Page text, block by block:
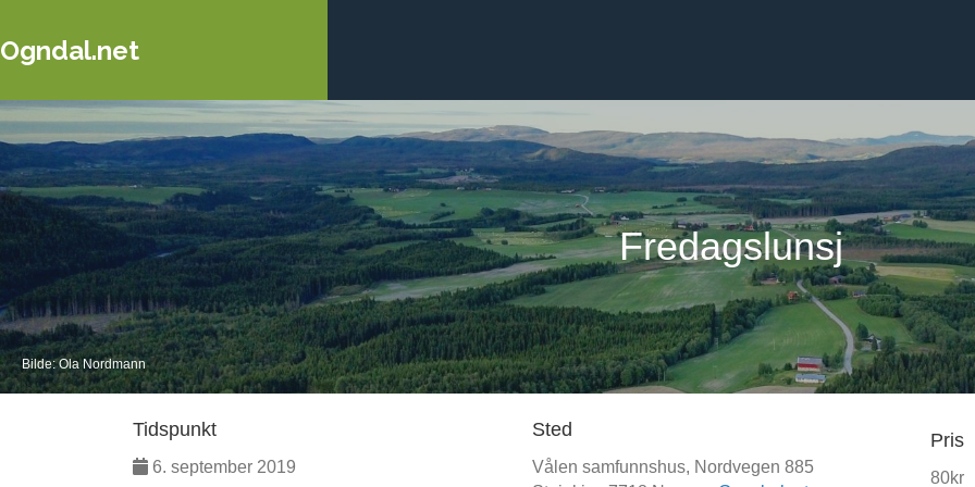
Ogndal.net
Fredagslunsj
Bilde: Ola Nordmann
Tidspunkt
6. september 2019
Sted
Vålen samfunnshus, Nordvegen 885
Pris
80kr